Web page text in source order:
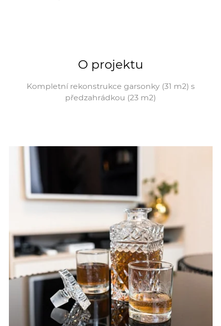
O projektu
Kompletní rekonstrukce garsonky (31 m2) s
předzahrádkou (23 m2)